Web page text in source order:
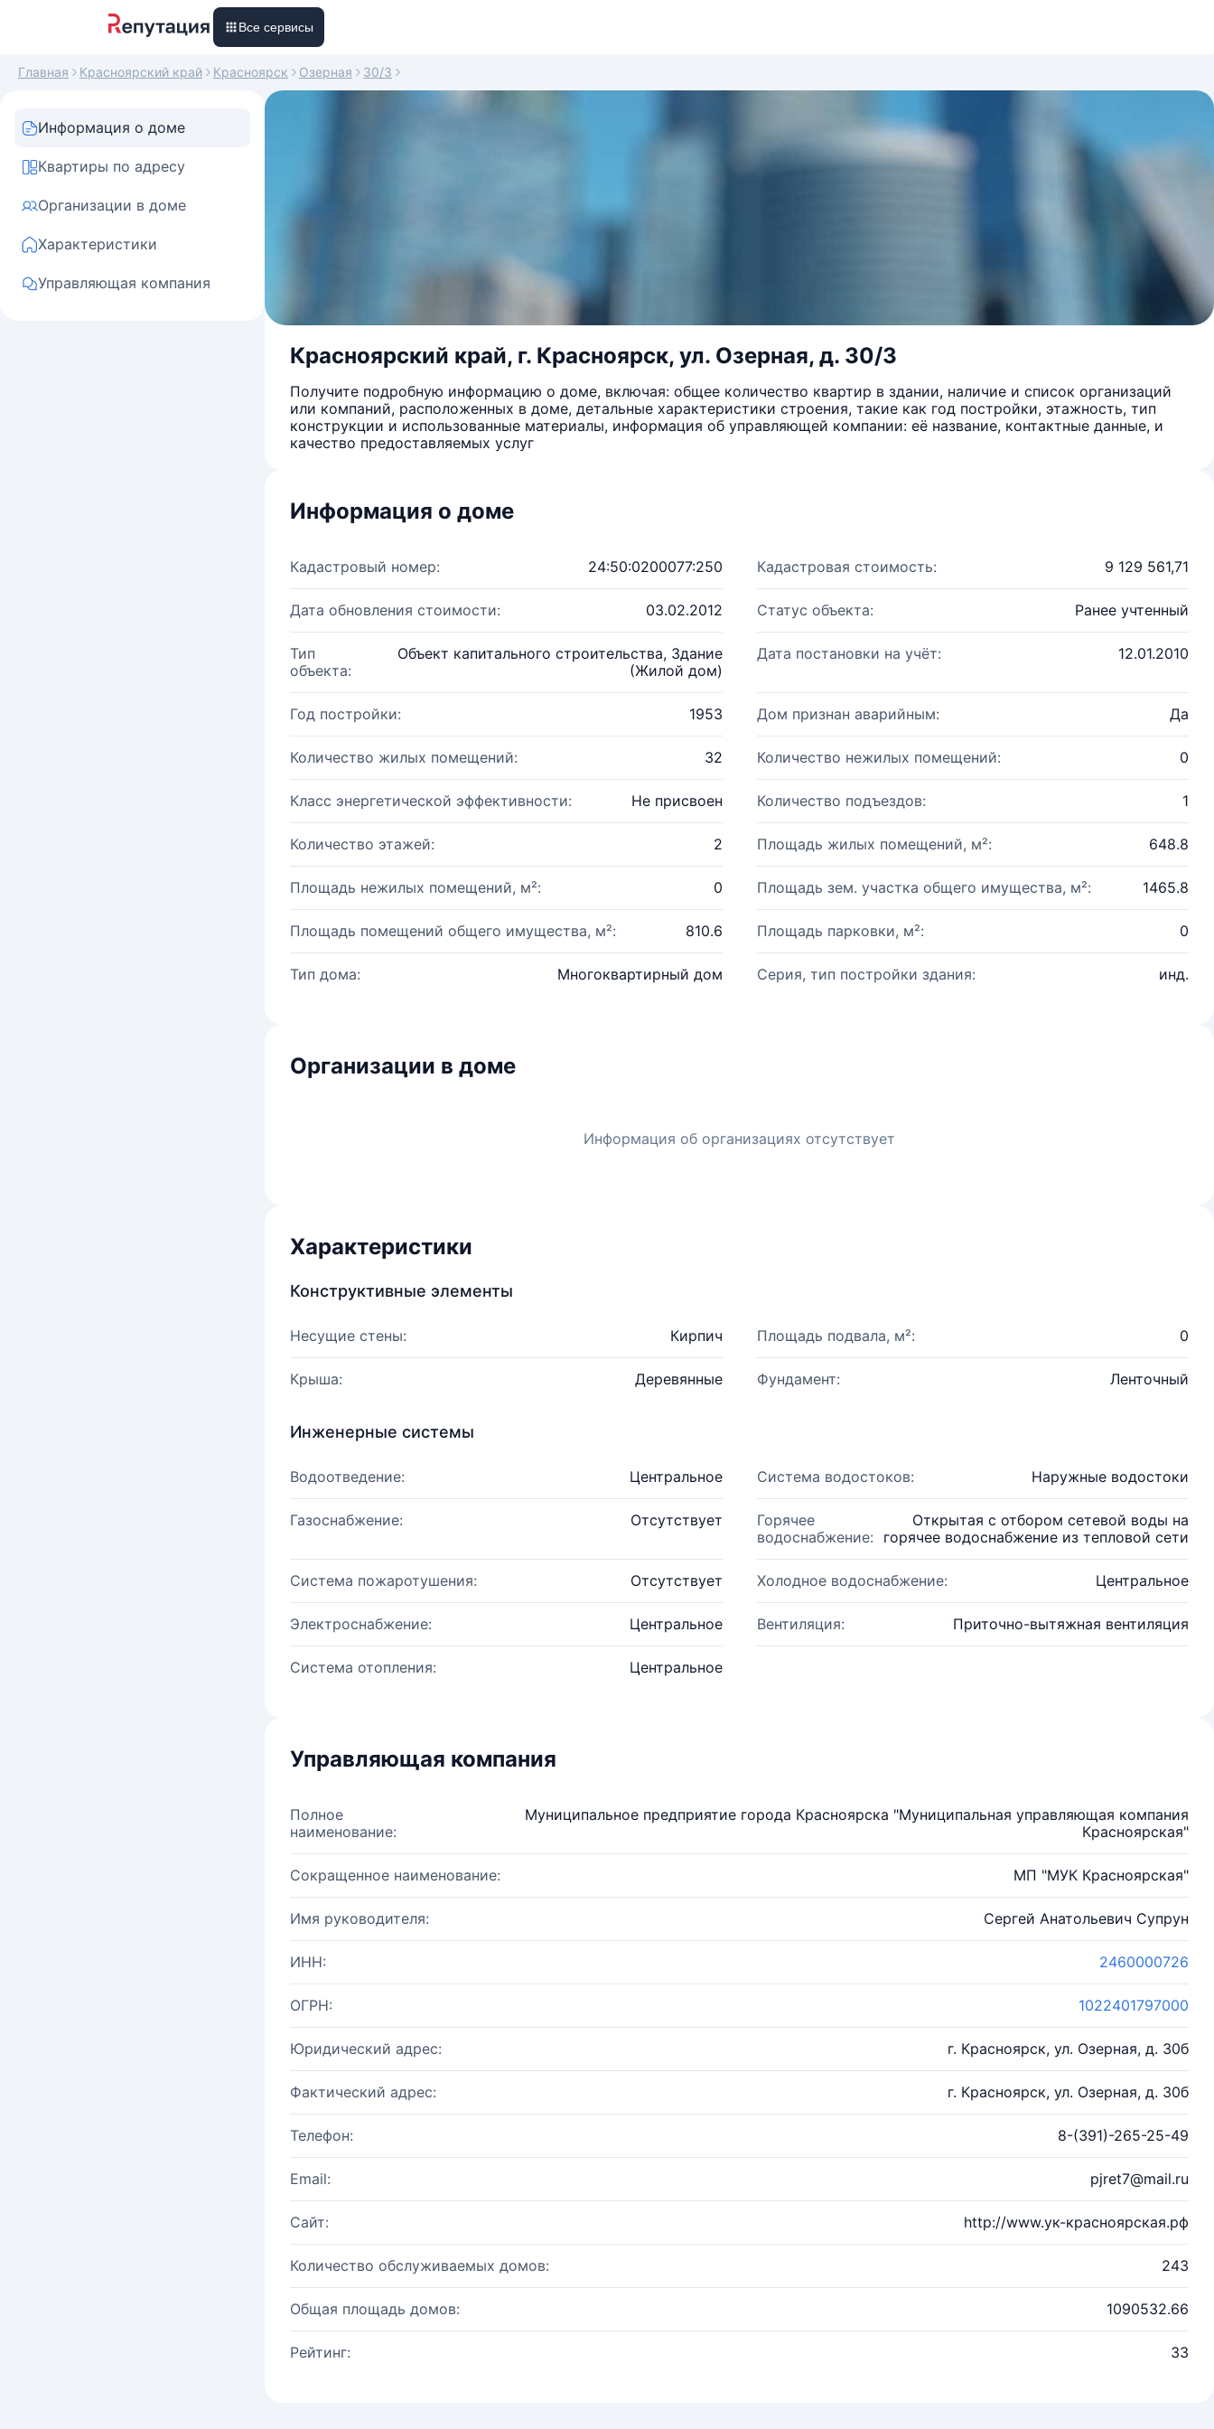
Все сервисы
Главная Красноярский край Красноярск Озерная 30/3
Информация о доме
Квартиры по адресу
Организации в доме
Характеристики
Управляющая компания
Красноярский край, г. Красноярск, ул. Озерная, д. 30/3
Получите подробную информацию о доме, включая: общее количество квартир в здании, наличие и список организаций
или компаний, расположенных в доме, детальные характеристики строения, такие как год постройки, этажность, тип
конструкции и использованные материалы, информация об управляющей компании: её название, контактные данные, и
качество предоставляемых услуг
Информация о доме
Кадастровый номер: 24:50:0200077:250 Кадастровая стоимость: 9 129 561,71
Дата обновления стоимости: 03.02.2012 Статус объекта: Ранее учтенный
Тип
объекта:
Объект капитального строительства, Здание
(Жилой дом)
Дата постановки на учёт: 12.01.2010
Год постройки: 1953 Дом признан аварийным: Да
Количество жилых помещений: 32 Количество нежилых помещений: 0
Класс энергетической эффективности: Не присвоен Количество подъездов: 1
Количество этажей: 2 Площадь жилых помещений, м²: 648.8
Площадь нежилых помещений, м²: 0 Площадь зем. участка общего имущества, м²: 1465.8
Площадь помещений общего имущества, м²: 810.6 Площадь парковки, м²: 0
Тип дома: Многоквартирный дом Серия, тип постройки здания: инд.
Организации в доме
Информация об организациях отсутствует
Характеристики
Конструктивные элементы
Несущие стены: Кирпич Площадь подвала, м²: 0
Крыша: Деревянные Фундамент: Ленточный
Инженерные системы
Водоотведение: Центральное Система водостоков: Наружные водостоки
Газоснабжение: Отсутствует
Горячее
водоснабжение:
Открытая с отбором сетевой воды на
горячее водоснабжение из тепловой сети
Система пожаротушения: Отсутствует Холодное водоснабжение: Центральное
Электроснабжение: Центральное Вентиляция: Приточно-вытяжная вентиляция
Система отопления: Центральное
Управляющая компания
Полное
наименование:
Муниципальное предприятие города Красноярска "Муниципальная управляющая компания
Красноярская"
Сокращенное наименование: МП "МУК Красноярская"
Имя руководителя: Сергей Анатольевич Супрун
ИНН: 2460000726
ОГРН: 1022401797000
Юридический адрес: г. Красноярск, ул. Озерная, д. 30б
Фактический адрес: г. Красноярск, ул. Озерная, д. 30б
Телефон: 8-(391)-265-25-49
Email: pjret7@mail.ru
Сайт: http://www.ук-красноярская.рф
Количество обслуживаемых домов: 243
Общая площадь домов: 1090532.66
Рейтинг: 33